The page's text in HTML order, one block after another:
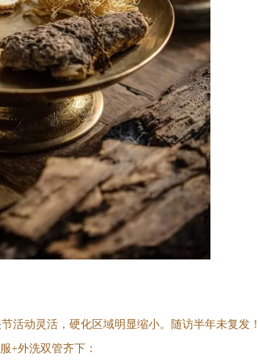
活动灵活，硬化区域明显缩小。随访半年未复发
+外洗双管齐下：